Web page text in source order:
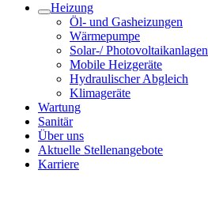
Heizung
Öl- und Gasheizungen
Wärmepumpe
Solar-/ Photovoltaikanlagen
Mobile Heizgeräte
Hydraulischer Abgleich
Klimageräte
Wartung
Sanitär
Über uns
Aktuelle Stellenangebote
Karriere